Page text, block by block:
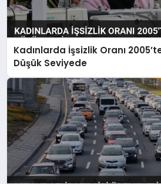
Kadınlarda İşsizlik Oranı
Düşük Seviyede